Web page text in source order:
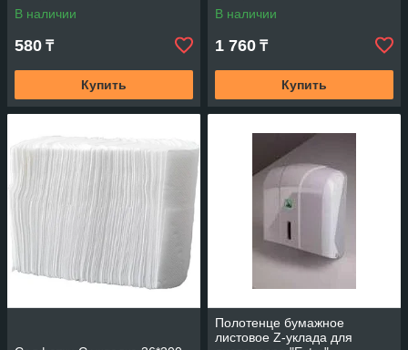
В наличии
580 ₸
Купить
В наличии
1 760 ₸
Купить
Полотенце бумажное
листовое Z-уклада для